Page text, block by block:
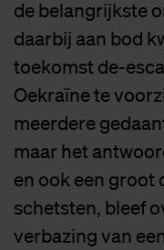
de belangrijkste
daarbij aan bod
toekomst de-
Oekraïne te
meerdere
maar het
en ook een groot
schetsten, bleef
verbazing van